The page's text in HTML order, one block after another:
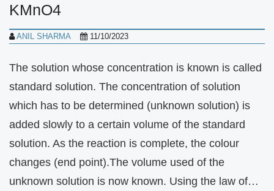
KMnO4
ANIL SHARMA 11/10/2023
The solution whose concentration is known is called
standard solution. The concentration of solution
which has to be determined (unknown solution) is
added slowly to a certain volume of the standard
solution. As the reaction is complete, the colour
changes (end point).The volume used of the
unknown solution is now known. Using the law of…